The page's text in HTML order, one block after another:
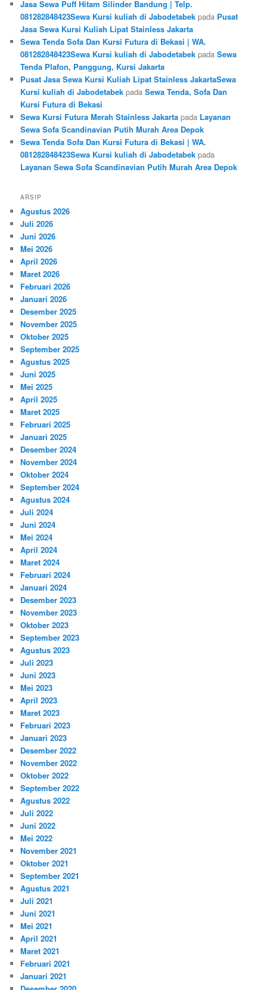
Jasa Sewa Puff Hitam Silinder Bandung | Telp.
081282848423Sewa Kursi kuliah di Jabodetabek pada Pusat
Jasa Sewa Kursi Kuliah Lipat Stainless Jakarta
Sewa Tenda Sofa Dan Kursi Futura di Bekasi | WA.
081282848423Sewa Kursi kuliah di Jabodetabek padaSewa
Tenda Plafon, Panggung, Kursi Jakarta
Pusat Jasa Sewa Kursi Kuliah Lipat Stainless JakartaSewa
Kursi kuliah di Jabodetabek padaSewa Tenda, Sofa Dan
Kursi Futura di Bekasi
Sewa Kursi Futura Merah Stainless Jakarta pada Layanan
Sewa Sofa Scandinavian Putih Murah Area Depok
Sewa Tenda Sofa Dan Kursi Futura di Bekasi | WA.
081282848423Sewa Kursi kuliah di Jabodetabek pada
Layanan Sewa Sofa Scandinavian Putih Murah Area Depok
ARSIP
Agustus 2026
Juli 2026
Juni 2026
Mei 2026
April 2026
Maret 2026
Februari 2026
Januari 2026
Desember 2025
November 2025
Oktober 2025
September 2025
Agustus 2025
Juni 2025
Mei 2025
April 2025
Maret 2025
Februari 2025
Januari 2025
Desember 2024
November 2024
Oktober 2024
September 2024
Agustus 2024
Juli 2024
Juni 2024
Mei 2024
April 2024
Maret 2024
Februari 2024
Januari 2024
Desember 2023
November 2023
Oktober 2023
September 2023
Agustus 2023
Juli 2023
Juni 2023
Mei 2023
April 2023
Maret 2023
Februari 2023
Januari 2023
Desember 2022
November 2022
Oktober 2022
September 2022
Agustus 2022
Juli 2022
Juni 2022
Mei 2022
November 2021
Oktober 2021
September 2021
Agustus 2021
Juli 2021
Juni 2021
Mei 2021
April 2021
Maret 2021
Februari 2021
Januari 2021